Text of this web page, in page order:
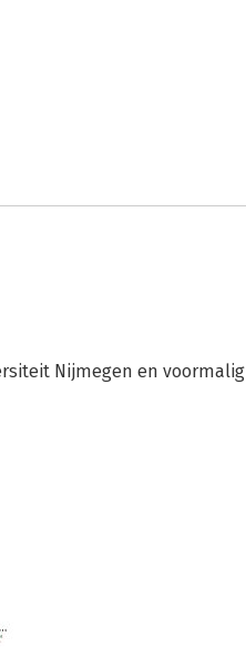
Nijmegen en voormalig